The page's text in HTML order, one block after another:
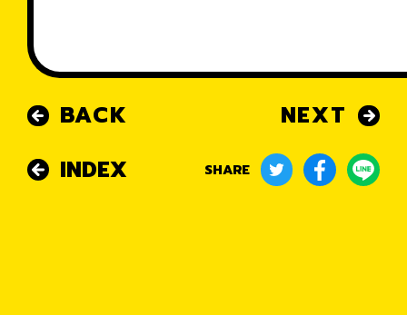
BACK
NEXT
INDEX
SHARE